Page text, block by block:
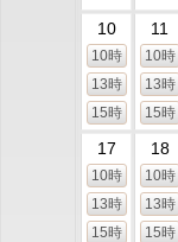
10
10時
13時
15時
11
10時
13時
15時
17
10時
13時
15時
18
10時
13時
15時